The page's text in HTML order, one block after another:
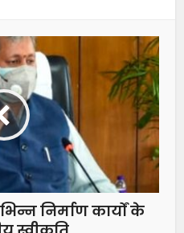
निर्माण कार्यों के